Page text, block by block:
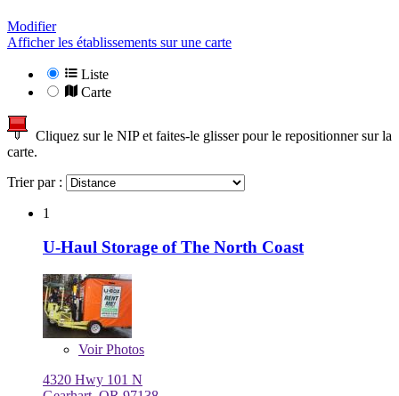
Modifier
Afficher les établissements sur une carte
Liste
Carte
Cliquez sur le NIP et faites-le glisser pour le repositionner sur la
carte.
Trier par :
1
U-Haul Storage of The North Coast
VoirPhotos
4320 Hwy 101 N